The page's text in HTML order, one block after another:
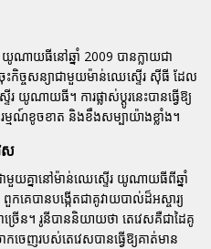
ណាយធីនៅឆ្នាំ 2009 បានក្លាយជា
ចុះកិច្ចសន្យាជាមួយម៉ាន់ឈេស្ទើរ ស៊ីធី ដែល
យូណាយធី។ ការផ្លាស់ប្តូរនេះបានធ្វើឱ្យ
ម្មណ៍ខូចខាត និងខឹងសម្បាយ៉ាងខ្លាំង។
ស
យគ្នានៅម៉ាន់ឈេស្ទើរ យូណាយធីពីឆ្នាំ
េបានបង្កើតជាគូវាយបាល់ដ៏អស្ចារ្យ
រើន។ រូនីបាននិយាយថា តេវេសគឺជាដៃគូ
េញរបស់តេវេសបានធ្វើឱ្យគាត់មាន